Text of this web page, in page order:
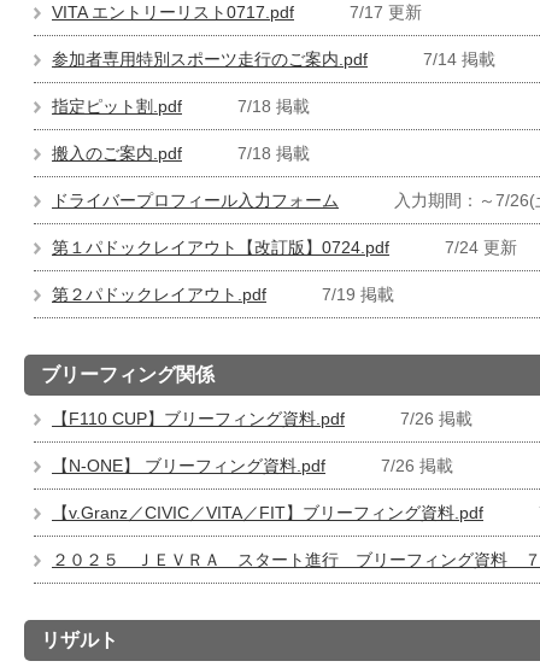
VITA エントリーリスト0717.pdf 7/17 更新
参加者専用特別スポーツ走行のご案内.pdf 7/14 掲載
指定ピット割.pdf 7/18 掲載
搬入のご案内.pdf 7/18 掲載
ドライバープロフィール入力フォーム 入力期間：～7/
第１パドックレイアウト【改訂版】0724.pdf 7/24 更新
第２パドックレイアウト.pdf 7/19 掲載
ブリーフィング関係
【F110 CUP】ブリーフィング資料.pdf 7/26 掲載
【N-ONE】 ブリーフィング資料.pdf 7/26 掲載
【v.Granz／CIVIC／VITA／FIT】ブリーフィング資料.pdf
２０２５ ＪＥＶＲＡ スタート進行 ブリーフィング資料
リザルト